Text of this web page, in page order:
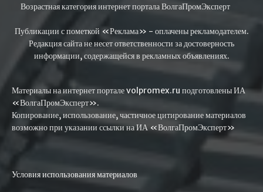
Возрастная категория интернет портала ВолгаПромЭксперт
Публикации с пометкой «Реклама» - оплачены рекламодателем.
Редакция сайта не несет ответственности за достоверность
информации, содержащейся в рекламных объявлениях.
Материалы на интернет портале volpromex.ru подготовлены ИА
«ВолгаПромЭксперт».
Копирование, использование, частичное цитирование материалов
возможно при указании ссылки на ИА «ВолгаПромЭксперт»
Условия использования материалов